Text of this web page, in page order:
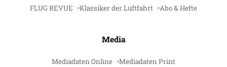
FLUG REVUE Klassiker der Luftfahrt Abo & Hefte
Media
Mediadaten Online Mediadaten Print